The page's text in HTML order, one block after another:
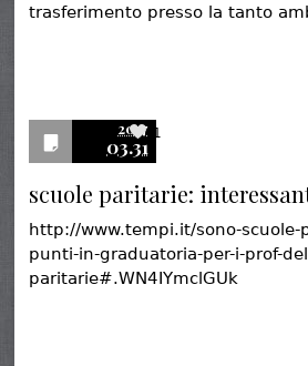
trasferimento presso la tanto
2017
03.31
1
scuole paritarie:
http://www.tempi.it/sono-scuole-
punti-in-graduatoria-per-i-prof-
paritarie#.WN4IYmclGUk